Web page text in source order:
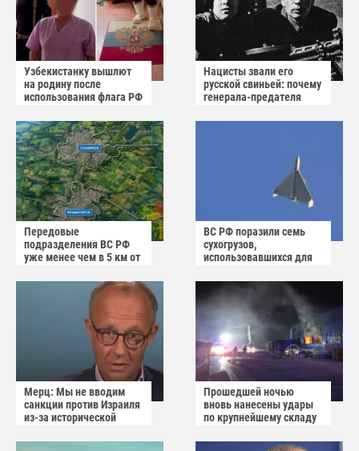
Узбекистанку вышлют
на родину после
использования флага РФ
Нацисты звали его
русской свиньей: почему
генерала-предателя
публичного суда
Передовые
подразделения ВС РФ
уже менее чем в 5 км от
Славянска
ВС РФ поразили семь
сухогрузов,
использовавшихся для
Мерц: Мы не вводим
санкции против Израиля
из-за исторической
Прошедшей ночью
вновь нанесены удары
по крупнейшему складу
маркетплейса Rozetka